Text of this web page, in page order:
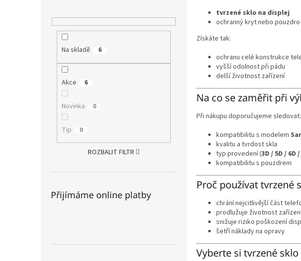
Na skladě 6
Akce 6
Novinka 0
Tip 0
ROZBALIT FILTR
Přijímáme online platby
tvrzené sklo na displej
ochranný kryt nebo pouzdro
Získáte tak:
ochranu celé konstrukce
vyšší odolnost při pádu
delší životnost zařízení
Na co se zaměřit při
Při nákupu doporučujeme sledovat:
kompatibilitu s modelem
kvalitu a tvrdost skla
typ provedení (3D / 5D / 6D
kompatibilitu s pouzdrem
Proč používat tvrzené
chrání nejcitlivější část
prodlužuje životnost
snižuje riziko poškození
šetří náklady na opravy
Vyberte si tvrzené